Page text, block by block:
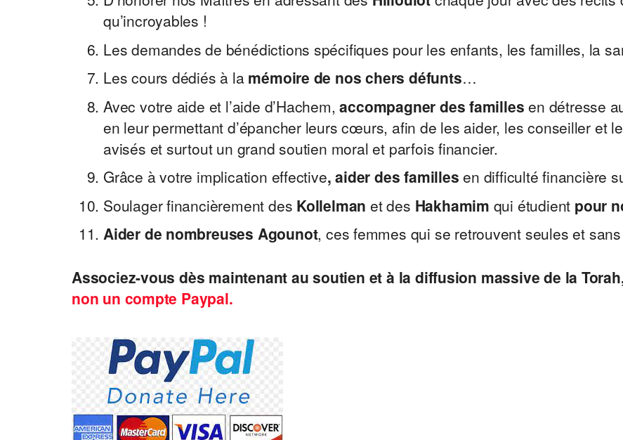
qu’incroyables !
Les demandes de bénédictions spécifiques pour les enfants, les familles, la
Les cours dédiés à lamémoire de nos chers défunts…
Avec votre aide et l’aide d’Hachem,accompagner des famillesen détresse
en leur permettant d’épancher leurs cœurs, afin de les aider, les conseiller et
avisés et surtout un grand soutien moral et parfois financier.
Grâce à votre implication effective, aider des famillesen difficulté financière
Soulager financièrement des Kollelmanet des Hakhamim qui étudient pour
Aider de nombreuses Agounot, ces femmes qui se retrouvent seules et
Associez-vous dès maintenant au soutien et à la diffusion massive de la
non un compte Paypal.